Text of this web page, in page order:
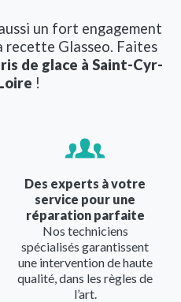
un fort engagement
recette Glasseo. Faites
de glace à Saint-Cyr-
!
Des experts à votre
service pour une
réparation parfaite
Nos techniciens
spécialisés garantissent
une intervention de haute
qualité, dans les règles de
l’art.